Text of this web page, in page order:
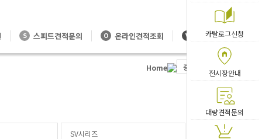
카탈로그신청
전시장안내
대량견적문의
S 스피드견적문의 O 온라인견적조회 V 대량방문견적
Home 중역브랜드
SV시리즈 LF시리즈